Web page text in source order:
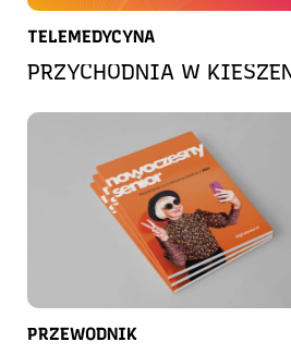
TELEMEDYCYNA
PRZYCHODNIA W
PRZEWODNIK